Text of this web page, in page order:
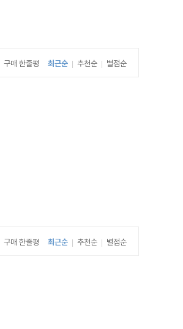
구매 한줄평 최근순 | 추천순 | 별점순
구매 한줄평 최근순 | 추천순 | 별점순